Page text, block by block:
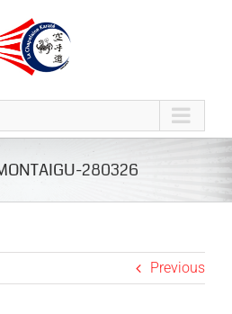
280326
Previous